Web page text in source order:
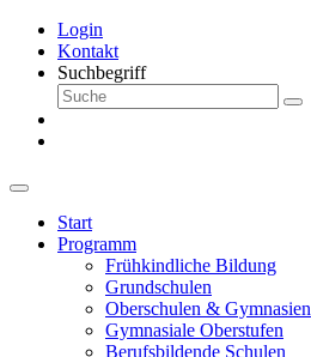
Login
Kontakt
Suchbegriff
Start
Programm
Frühkindliche Bildung
Grundschulen
Oberschulen & Gymnasien
Gymnasiale Oberstufen
Berufsbildende Schulen